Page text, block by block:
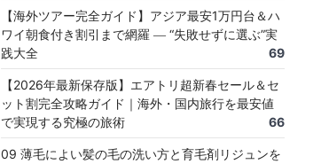
【海外ツアー完全ガイド】アジア最安1万円台＆ハ
ワイ朝食付き割引まで網羅 ― “失敗せずに選ぶ”実
践大全
69
【2026年最新保存版】エアトリ超新春セール＆セ
ット割完全攻略ガイド｜海外・国内旅行を最安値
で実現する究極の旅術
66
09 薄毛によい髪の毛の洗い方と育毛剤リジュンを